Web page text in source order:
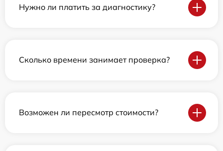
Нужно ли платить за диагностику?
Сколько времени занимает проверка?
Возможен ли пересмотр стоимости?